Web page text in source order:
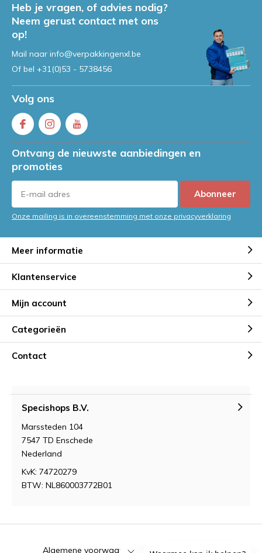
Heb je vragen, of advies nodig?
Neem gerust contact met ons
op!
Mail naar info@verpakkingenxl.be
Of bel +31(0)53 - 5738456
Volg ons
Ontvang de nieuwste aanbiedingen en
promoties
Abonneer
Onze mailing is in overeenstemming met onze privacyverklaring
Meer informatie
Klantenservice
Mijn account
Categorieën
Contact
Specishops B.V.
Marssteden 104
7547 TD Enschede
Nederland
KvK: 74720279
BTW: NL860003772B01
Algemene voorwaarden RSS-feed Sitemap